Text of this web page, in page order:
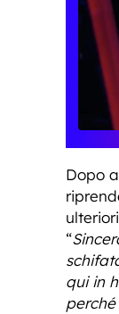
Dopo
“
qui in